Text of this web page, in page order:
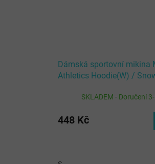
Dámská sportovní mikina
Athletics Hoodie(W) /
SKLADEM - Doručení
448 Kč